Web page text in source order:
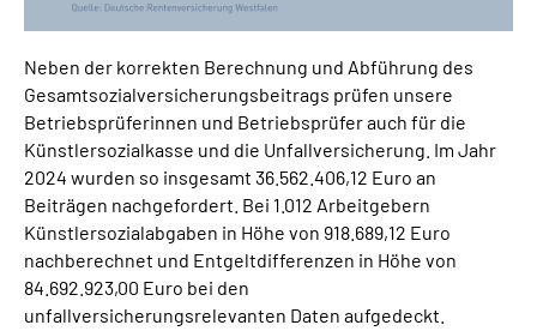
Neben der korrekten Berechnung und Abführung des
Gesamtsozialversicherungsbeitrags prüfen unsere
Betriebsprüferinnen und Betriebsprüfer auch für die
Künstlersozialkasse und die Unfallversicherung. Im Jahr
2024 wurden so insgesamt 36.562.406,12 Euro an
Beiträgen nachgefordert. Bei 1.012 Arbeitgebern
Künstlersozialabgaben in Höhe von 918.689,12 Euro
nachberechnet und Entgeltdifferenzen in Höhe von
84.692.923,00 Euro bei den
unfallversicherungsrelevanten Daten aufgedeckt.